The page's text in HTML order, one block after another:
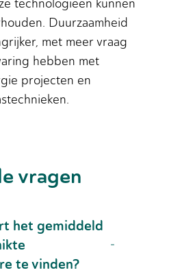
technologieën kunnen
Duurzaamheid
met meer vraag
hebben met
projecten en
vragen
het gemiddeld
te vinden?